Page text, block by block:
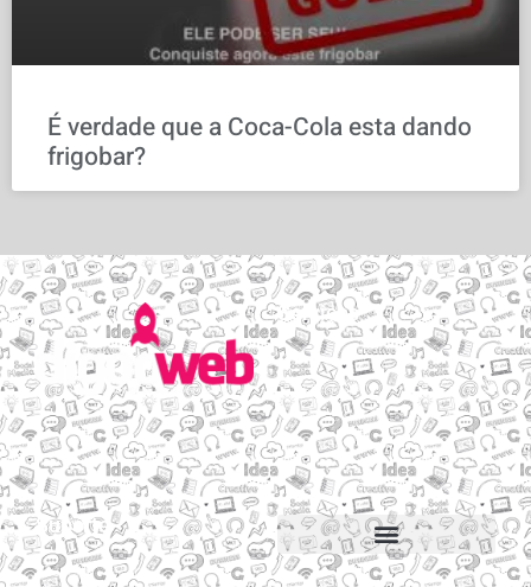
É verdade que a Coca-Cola esta dando
frigobar?
Serviços
Email personalizado
Hospedagem de Sites
Migração de sites e e-mails
Construtor de sites
Suporte
Suporte via Whats